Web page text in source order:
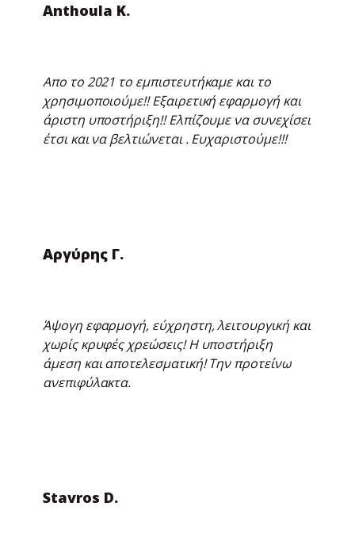
Anthoula K.
Απο το 2021 το εμπιστευτήκαμε και το
χρησιμοποιούμε!! Εξαιρετική εφαρμογή και
άριστη υποστήριξη!! Ελπίζουμε να συνεχίσει
έτσι και να βελτιώνεται . Ευχαριστούμε!!!
Αργύρης Γ.
Άψογη εφαρμογή, εύχρηστη, λειτουργική και
χωρίς κρυφές χρεώσεις! Η υποστήριξη
άμεση και αποτελεσματική! Την προτείνω
ανεπιφύλακτα.
Stavros D.